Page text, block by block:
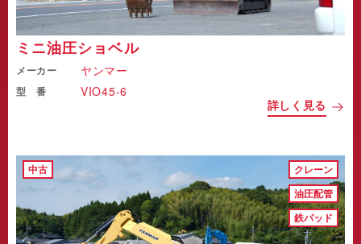
ミニ油圧ショベル
メーカー ヤンマー
型 番 VIO45-6
詳しく見る
中古
クレーン
油圧配管
鉄パッド